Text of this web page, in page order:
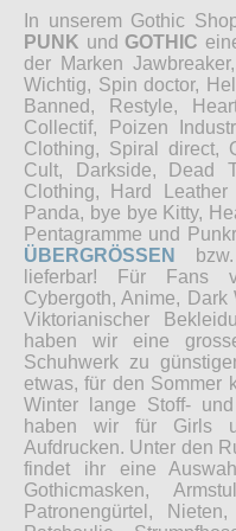
In unserem Gothic
PUNK und GOTHIC
der Marken
Wichtig, Spin doctor,
Banned, Restyle,
Collectif, Poizen
Clothing, Spiral direct,
Cult, Darkside, Dead
Clothing, Hard
Panda, bye bye Kitty,
Pentagramme und
ÜBERGRÖSSEN
lieferbar! Für Fans
Cybergoth, Anime,
Viktorianischer
haben wir eine
Schuhwerk zu
etwas, für den Sommer
Winter lange Stoff-
haben wir für Girls
Aufdrucken. Unter den
findet ihr eine
Gothicmasken,
Patronengürtel,